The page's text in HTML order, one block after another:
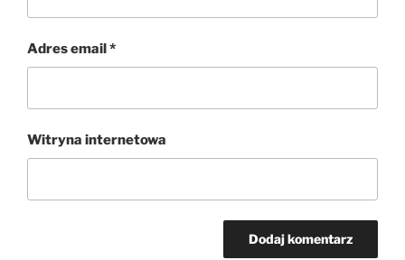
Adres email*
Witryna internetowa